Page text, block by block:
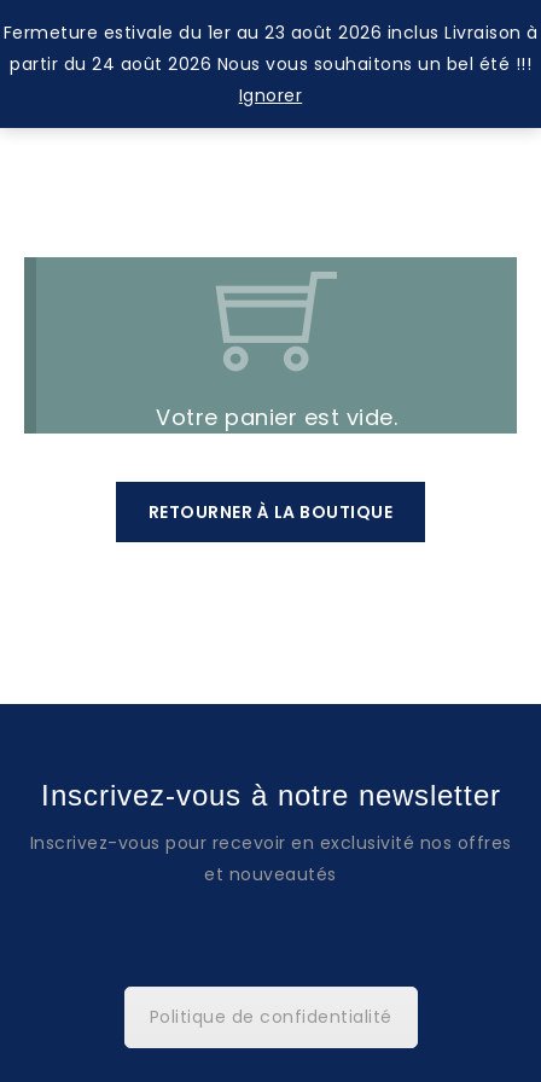
Fermeture estivale du 1er au 23 août 2026 inclus Livraison à
partir du 24 août 2026 Nous vous souhaitons un bel été !!!
Ignorer
0
Votre panier est vide.
RETOURNER À LA BOUTIQUE
Inscrivez-vous à notre newsletter
Inscrivez-vous pour recevoir en exclusivité nos offres
et nouveautés
Politique de confidentialité